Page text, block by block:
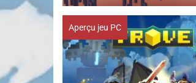
Aperçu jeu PC